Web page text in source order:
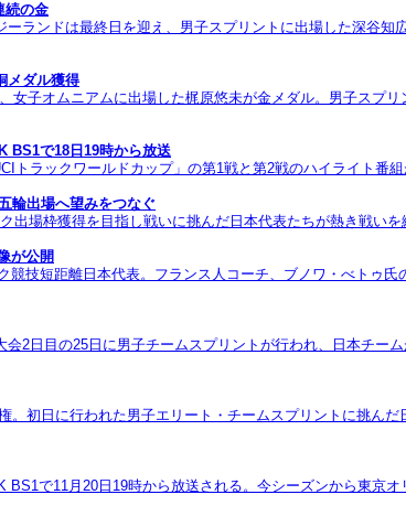
続の金
ランドは最終日を迎え、男子スプリントに出場した深谷
メダル獲得
子オムニアムに出場した梶原悠未が金メダル。男子スプ
BS1で18日19時から放送
トラックワールドカップ」の第1戦と第2戦のハイライト
輪出場へ望みをつなぐ
出場枠獲得を目指し戦いに挑んだ日本代表たちが熱き戦
が公開
技短距離日本代表。フランス人コーチ、ブノワ・べトゥ
2日目の25日に男子チームスプリントが行われ、日本チー
初日に行われた男子エリート・チームスプリントに挑ん
で11月20日19時から放送される。今シーズンから東京